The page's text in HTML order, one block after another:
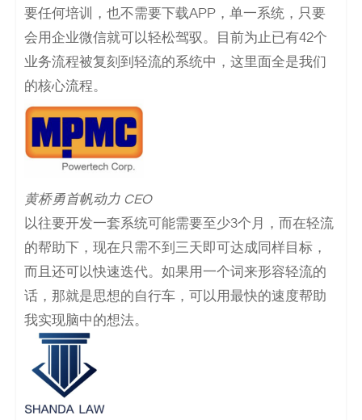
书
要任何培训，也不需要下载APP，单一系统，只要
会用企业微信就可以轻松驾驭。目前为止已有42个
业务流程被复刻到轻流的系统中，这里面全是我们
的核心流程。
黄桥勇首帆动力 CEO
以往要开发一套系统可能需要至少3个月，而在轻流
的帮助下，现在只需不到三天即可达成同样目标，
而且还可以快速迭代。如果用一个词来形容轻流的
话，那就是思想的自行车，可以用最快的速度帮助
我实现脑中的想法。